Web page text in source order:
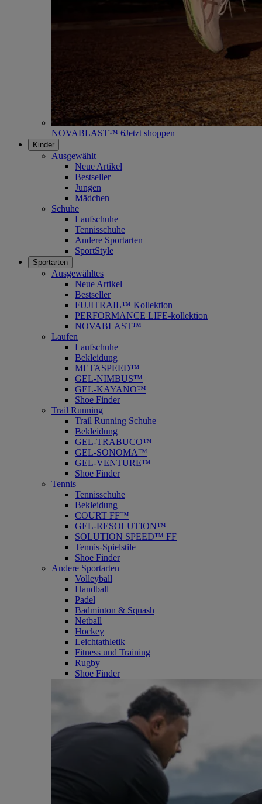
NOVABLAST™ 6Jetzt shoppen
Kinder
Ausgewählt
Neue Artikel
Bestseller
Jungen
Mädchen
Schuhe
Laufschuhe
Tennisschuhe
Andere Sportarten
SportStyle
Sportarten
Ausgewähltes
Neue Artikel
Bestseller
FUJITRAIL™ Kollektion
PERFORMANCE LIFE-kollektion
NOVABLAST™
Laufen
Laufschuhe
Bekleidung
METASPEED™
GEL-NIMBUS™
GEL-KAYANO™
Shoe Finder
Trail Running
Trail Running Schuhe
Bekleidung
GEL-TRABUCO™
GEL-SONOMA™
GEL-VENTURE™
Shoe Finder
Tennis
Tennisschuhe
Bekleidung
COURT FF™
GEL-RESOLUTION™
SOLUTION SPEED™ FF
Tennis-Spielstile
Shoe Finder
Andere Sportarten
Volleyball
Handball
Padel
Badminton & Squash
Netball
Hockey
Leichtathletik
Fitness und Training
Rugby
Shoe Finder